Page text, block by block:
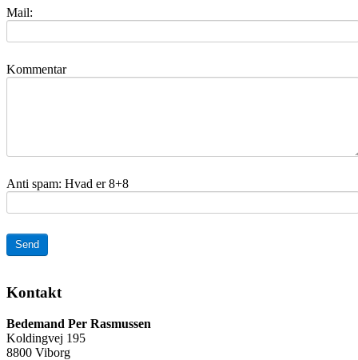
Mail:
Kommentar
Anti spam: Hvad er 8+8
Send
Kontakt
Bedemand Per Rasmussen
Koldingvej 195
8800 Viborg